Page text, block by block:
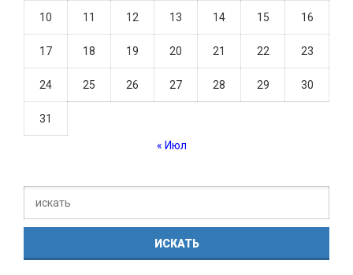
10 11 12 13 14 15 16
17 18 19 20 21 22 23
24 25 26 27 28 29 30
31
« Июл